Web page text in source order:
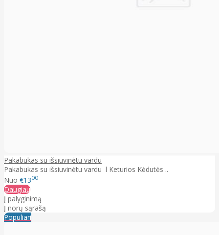
Pakabukas su išsiuvinėtu vardu
Pakabukas su išsiuvinėtu vardu l Keturios Kėdutės ..
Nuo €1300
Daugiau
Į palyginimą
Į norų sąrašą
Populiari